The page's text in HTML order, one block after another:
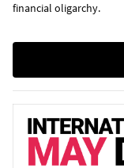
financial oligarchy.